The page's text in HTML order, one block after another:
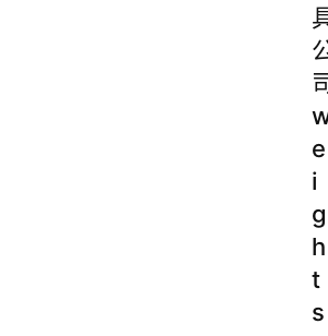
e
i
g
h
t
s